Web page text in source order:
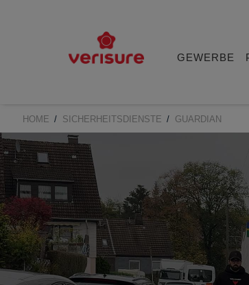
GEWERBE
BREADCRUMB
HOME SICHERHEITSDIENSTE GUARDIAN